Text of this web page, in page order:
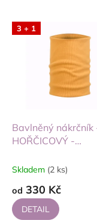
3 + 1
Bavlněný nákrčník
HOŘČICOVÝ -
Skladem (2 ks)
od 330 Kč
DETAIL